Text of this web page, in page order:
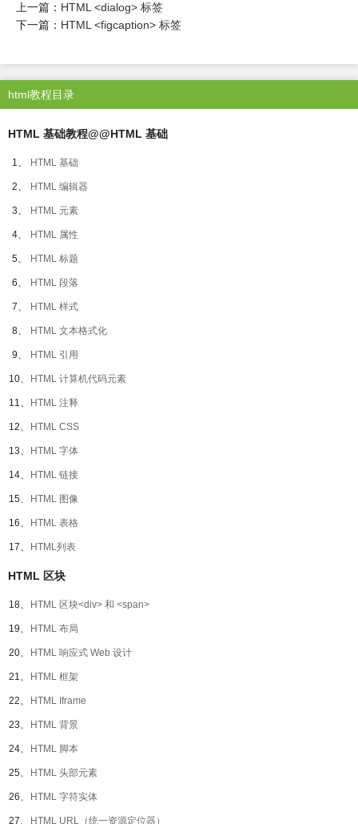
上一篇： HTML <dialog> 标签
下一篇： HTML <figcaption> 标签
html教程目录
HTML 基础教程@@HTML 基础
1、 HTML 基础
2、 HTML 编辑器
3、 HTML 元素
4、 HTML 属性
5、 HTML 标题
6、 HTML 段落
7、 HTML 样式
8、 HTML 文本格式化
9、 HTML 引用
10、 HTML 计算机代码元素
11、 HTML 注释
12、 HTML CSS
13、 HTML 字体
14、 HTML 链接
15、 HTML 图像
16、 HTML 表格
17、 HTML列表
HTML 区块
18、 HTML 区块<div> 和 <span>
19、 HTML 布局
20、 HTML 响应式 Web 设计
21、 HTML 框架
22、 HTML Iframe
23、 HTML 背景
24、 HTML 脚本
25、 HTML 头部元素
26、 HTML 字符实体
27、 HTML URL（统一资源定位器）